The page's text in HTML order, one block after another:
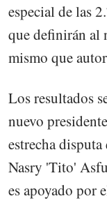
especial de las
que definirán al
mismo que
Los resultados
nuevo
estrecha
Nasry 'Tito'
es apoyado por